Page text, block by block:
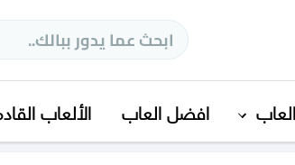
العاب افضل العاب الألعاب